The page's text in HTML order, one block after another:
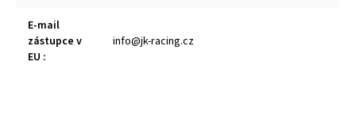
E-mail
zástupce v
EU :
info@jk-racing.cz